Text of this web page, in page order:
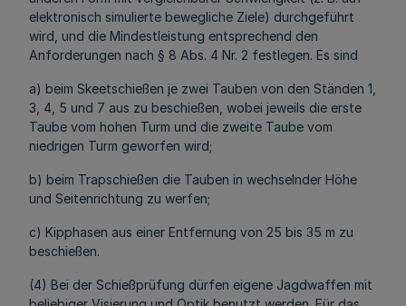
elektronisch simulierte bewegliche Ziele) durchgeführt
wird, und die Mindestleistung entsprechend den
Anforderungen nach § 8 Abs. 4 Nr. 2 festlegen. Es sind
a) beim Skeetschießen je zwei Tauben von den Ständen 1,
3, 4, 5 und 7 aus zu beschießen, wobei jeweils die erste
Taube vom hohen Turm und die zweite Taube vom
niedrigen Turm geworfen wird;
b) beim Trapschießen die Tauben in wechselnder Höhe
und Seitenrichtung zu werfen;
c) Kipphasen aus einer Entfernung von 25 bis 35 m zu
beschießen.
(4) Bei der Schießprüfung dürfen eigene Jagdwaffen mit